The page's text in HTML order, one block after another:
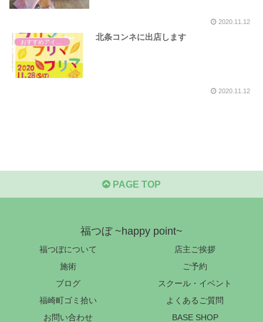
2020.11.12
北条コンネに出店します
2020.11.12
PAGE TOP
福つぼ ~happy point~
福つぼについて
店主ご挨拶
施術
ご予約
ブログ
スクール・イベント
福崎町ゴミ拾い
よくあるご質問
お問い合わせ
BASE SHOP